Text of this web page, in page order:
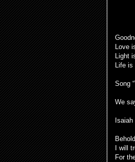
Love
Light
Life is
Song
We
Isaiah
I will
For